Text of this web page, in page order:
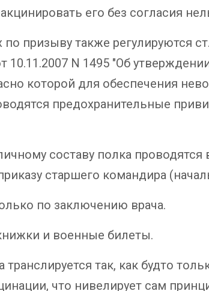
его без согласия
призыву также регулируются
N 1495 "Об
которой для обеспечения
предохранительные
составу полка проводятся
старшего командира
по заключению врача.
и военные билеты.
так, как будто
что нивелирует сам